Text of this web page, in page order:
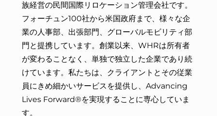
族経営の民間国際リロケーション管理会社です。
フォーチュン100社から米国政府まで、様々な企
業の人事部、出張部門、グローバルモビリティ部
門と提携しています。創業以来、WHRは所有者
が変わることなく、単独で独立した企業であり続
けています。私たちは、
クライアントとその従業
員にきめ細かいサービスを提供し、Advancing
Lives Forward®を実現することに専心していま
す。